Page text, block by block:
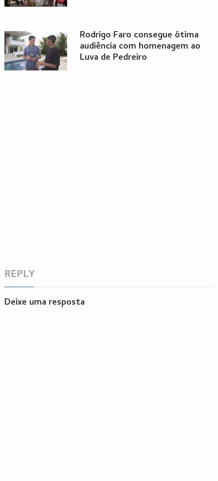
Rodrigo Faro consegue ótima
audiência com homenagem ao
Luva de Pedreiro
REPLY
Deixe uma resposta